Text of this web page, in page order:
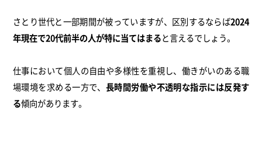
さとり世代と一部期間が被っていますが、区別するならば2024
年現在で20代前半の人が特に当てはまると言えるでしょう。
仕事において個人の自由や多様性を重視し、働きがいのある職
場環境を求める一方で、 長時間労働や不透明な指示には反発す
る傾向があります。